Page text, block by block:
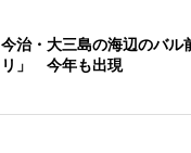
今治・大三島の海辺のバル
リ」 今年も出現